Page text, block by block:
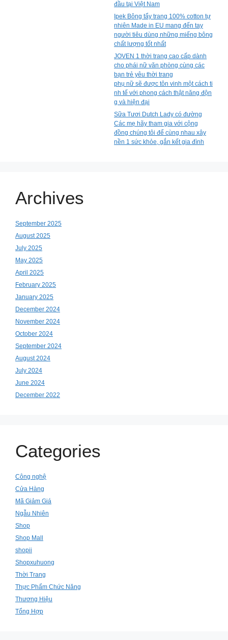
đầu tại Việt Nam
Ipek Bông tẩy trang 100% cotton tự
nhiên Made in EU mang đến tay
người tiêu dùng những miếng bông
chất lượng tốt nhất
JOVEN 1 thời trang cao cấp dành
cho phái nữ văn phòng cùng các
bạn trẻ yêu thời trang
phụ nữ sẽ được tôn vinh một cách ti
nh tế với phong cách thật năng độn
g và hiện đại
Sữa Tươi Dutch Lady có đường
Các mẹ hãy tham gia với cộng
đồng chúng tôi để cùng nhau xây
nền 1 sức khỏe, gắn kết gia đình
Archives
September 2025
August 2025
July 2025
May 2025
April 2025
February 2025
January 2025
December 2024
November 2024
October 2024
September 2024
August 2024
July 2024
June 2024
December 2022
Categories
Công nghệ
Cửa Hàng
Mã Giảm Giá
Ngẫu Nhiên
Shop
Shop Mall
shopii
Shopxuhuong
Thời Trang
Thực Phẩm Chức Năng
Thương Hiệu
Tổng Hợp